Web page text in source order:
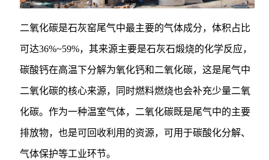
二氧化碳是石灰窑尾气中最主要的气体成分，体积占比
可达36%~59%，其来源主要是石灰石煅烧的化学反应，
碳酸钙在高温下分解为氧化钙和二氧化碳，这是尾气中
二氧化碳的核心来源，同时燃料燃烧也会补充少量二氧
化碳。作为一种温室气体，二氧化碳既是尾气中的主要
排放物，也是可回收利用的资源，可用于碳酸化分解、
气体保护等工业环节。